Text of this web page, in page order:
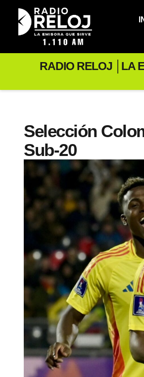
RADIO RELOJ │LA
Selección
Sub-20